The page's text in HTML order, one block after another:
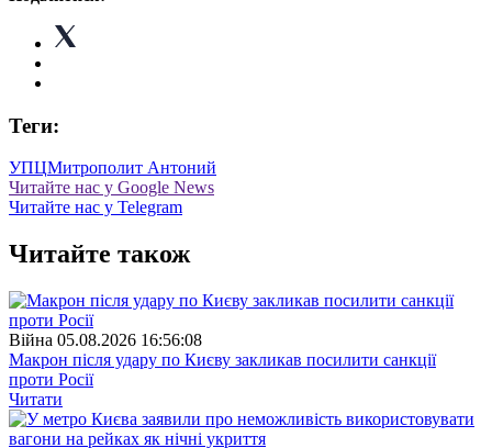
Теги:
УПЦМитрополит Антоний
Читайте нас у Google News
Читайте нас у Telegram
Читайте також
Війна 05.08.2026 16:56:08
Макрон після удару по Києву закликав посилити санкції
проти Росії
Читати